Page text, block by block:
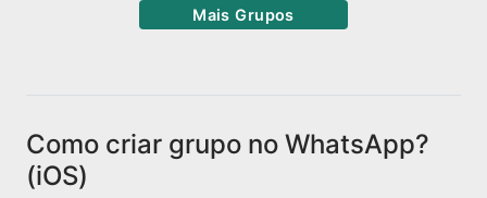
Mais Grupos
Como criar grupo no WhatsApp?
(iOS)